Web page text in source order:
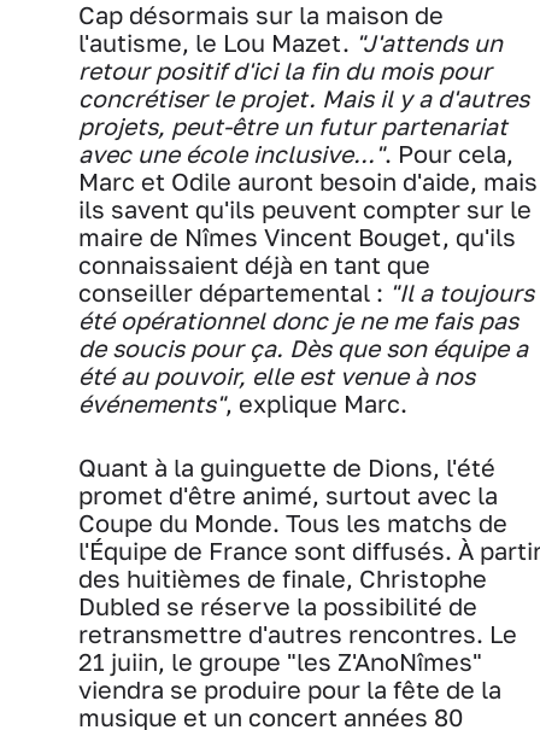
Cap désormais sur la maison de
l'autisme, le Lou Mazet. "J'attends un
retour positif d'ici la fin du mois pour
concrétiser le projet. Mais il y a d'autres
projets, peut-être un futur partenariat
avec une école inclusive...". Pour cela,
Marc et Odile auront besoin d'aide, mais
ils savent qu'ils peuvent compter sur le
maire de Nîmes Vincent Bouget, qu'ils
connaissaient déjà en tant que
conseiller départemental : "Il a toujours
été opérationnel donc je ne me fais pas
de soucis pour ça. Dès que son équipe a
été au pouvoir, elle est venue à nos
événements", explique Marc.
Quant à la guinguette de Dions, l'été
promet d'être animé, surtout avec la
Coupe du Monde. Tous les matchs de
l'Équipe de France sont diffusés. À
des huitièmes de finale, Christophe
Dubled se réserve la possibilité de
retransmettre d'autres rencontres. Le
21 juiin, le groupe "les Z'AnoNîmes"
viendra se produire pour la fête de la
musique et un concert années 80